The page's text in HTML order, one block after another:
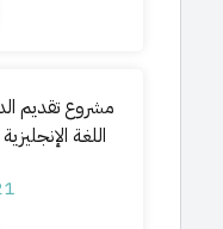
مشروع تقديم
اللغة
21